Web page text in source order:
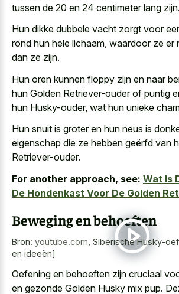
tussen de 20 en 24 centimeter lang zijn.
Hun dikke dubbele vacht zorgt voor
rond hun hele lichaam, waardoor ze er
dan ze zijn.
Hun oren kunnen floppy zijn en naar
hun Golden Retriever-ouder of puntig
hun Husky-ouder, wat hun unieke
Hun snuit is groter en hun neus is
eigenschap die ze hebben geërfd van
Retriever-ouder.
For another approach, see: Wat Is
De Hondenkast Voor De Golden
Beweging en behoeften
Bron: youtube.com Siberische Husky-
en ideeën]
Oefening en behoeften zijn cruciaal
en gezonde Golden Husky mix pup.